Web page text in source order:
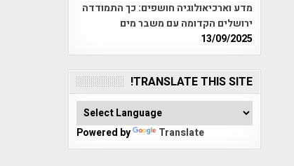
מדע וארכיאולוגיה חושפים: כך התמודדה
ירושלים הקדומה עם משבר מים
13/09/2025
TRANSLATE THIS SITE!
Powered by Translate